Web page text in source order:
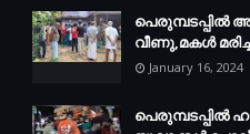
പെരുമ്പടപ്പിൽ
വീണു,മകൾ
January 16, 2024
പെരുമ്പടപ്പിൽ